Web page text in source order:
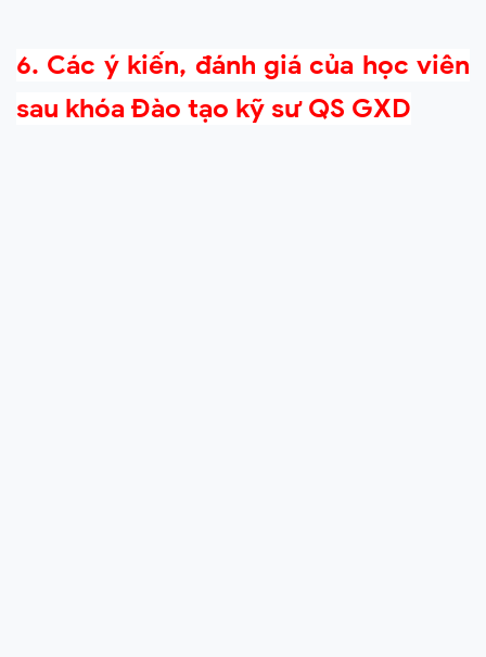
6. Các ý kiến, đánh giá của học viên
sau khóa Đào tạo kỹ sư QS GXD